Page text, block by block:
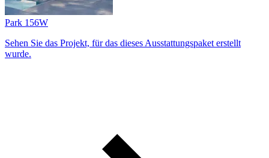
Park 156W
Sehen Sie das Projekt, für das dieses Ausstattungs­paket erstellt
wurde.